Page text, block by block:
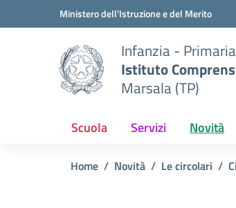
Vai ai contenuti
Vai al menu di navigazioneMinistero dell'Istruzione e del Merito
Infanzia -
Istituto
Marsala (TP)
Scuola Servizi Novità
Home Novità Le circolari